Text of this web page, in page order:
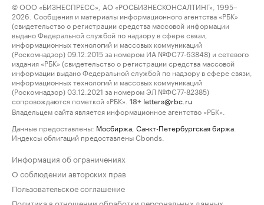
© ООО «БИЗНЕСПРЕСС», АО «РОСБИЗНЕСКОНСАЛТИНГ», 1995–
2026. Сообщения и материалы информационного агентства «РБК»
(свидетельство о регистрации средства массовой информации
выдано Федеральной службой по надзору в сфере связи,
информационных технологий и массовых коммуникаций
(Роскомнадзор) 09.12.2015 за номером ИА №ФС77-63848) и сетевого
издания «РБК» (свидетельство о регистрации средства массовой
информации выдано Федеральной службой по надзору в сфере связи,
информационных технологий и массовых коммуникаций
(Роскомнадзор) 03.12.2021 за номером ЭЛ №ФС77-82385)
сопровождаются пометкой «РБК».
18+ letters@rbc.ru
Владельцем сайта является информационное агентство «РБК».
Данные предоставлены: Мосбиржа Санкт-Петербургская биржа
Индексы облигаций предоставлены Cbonds.
Информация об ограничениях
О соблюдении авторских прав
Пользовательское соглашение
Политика в отношении обработки персональных данных